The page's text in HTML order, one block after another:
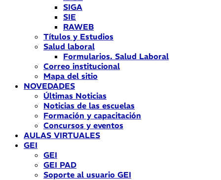
SIGA
SIE
RAWEB
Títulos y Estudios
Salud laboral
Formularios. Salud Laboral
Correo institucional
Mapa del sitio
NOVEDADES
Últimas Noticias
Noticias de las escuelas
Formación y capacitación
Concursos y eventos
AULAS VIRTUALES
GEI
GEI
GEI PAD
Soporte al usuario GEI